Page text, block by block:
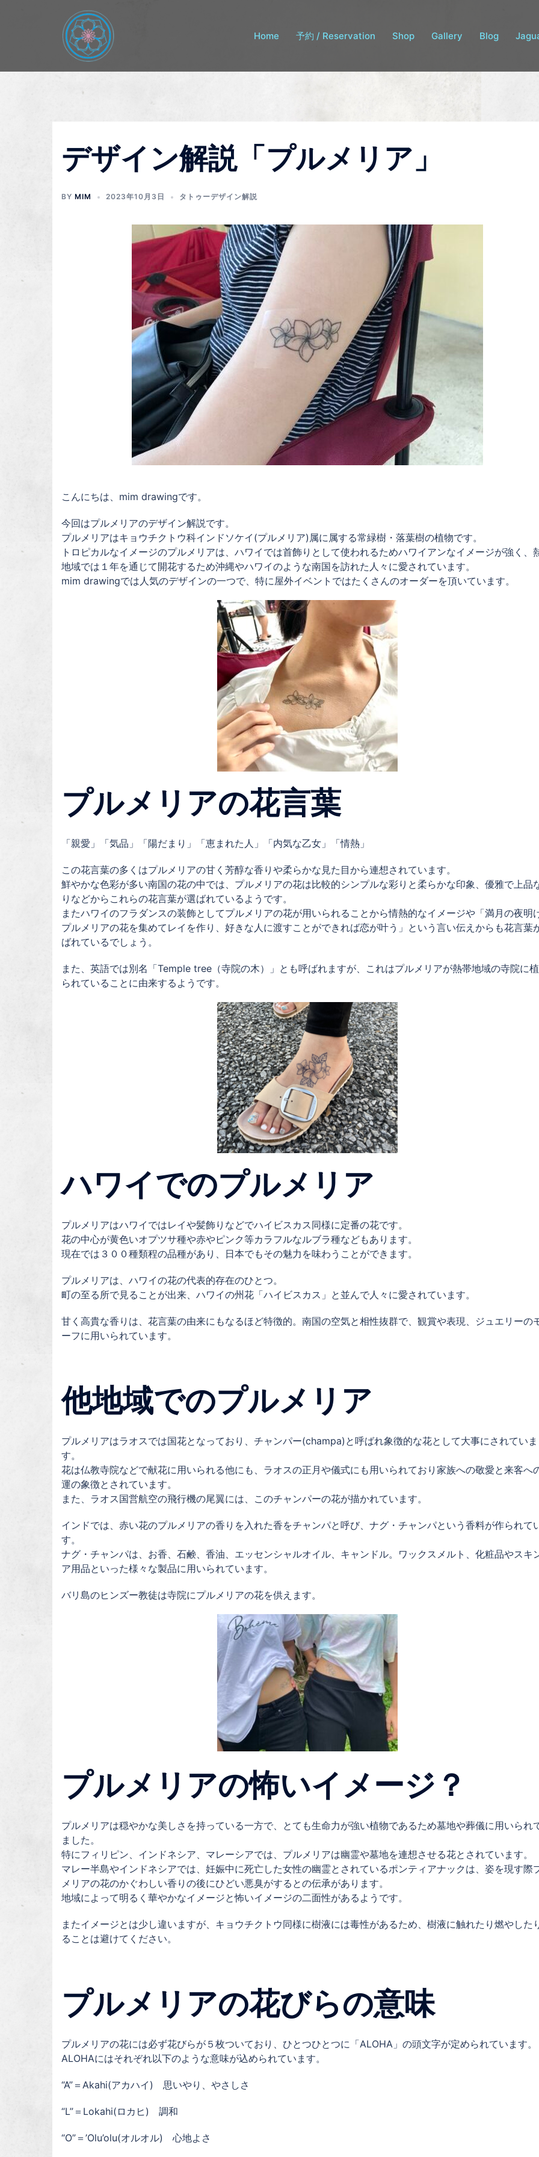
ス
Home 予約 / Reservation Shop Gallery Blog
デザイン解説「プルメリア」
BY MIM 2023年10月3日 タトゥーデザイン解説
こんにちは、mim drawingです。
今回はプルメリアのデザイン解説です。
プルメリアはキョウチクトウ科インドソケイ(プルメリア)属に属する常緑樹・落葉樹の植物です。
トロピカルなイメージのプルメリアは、ハワイでは首飾りとして使われるためハワイアンなイメージが強く、
地域では１年を通じて開花するため沖縄やハワイのような南国を訪れた人々に愛されています。
mim drawingでは人気のデザインの一つで、特に屋外イベントではたくさんのオーダーを頂いています。
プルメリアの花言葉
「親愛」「気品」「陽だまり」「恵まれた人」「内気な乙女」「情熱」
この花言葉の多くはプルメリアの甘く芳醇な香りや柔らかな見た目から連想されています。
鮮やかな色彩が多い南国の花の中では、プルメリアの花は比較的シンプルな彩りと柔らかな印象、優雅で上品
りなどからこれらの花言葉が選ばれているようです。
またハワイのフラダンスの装飾としてプルメリアの花が用いられることから情熱的なイメージや「満月の夜明
プルメリアの花を集めてレイを作り、好きな人に渡すことができれば恋が叶う」という言い伝えからも花言葉
ばれているでしょう。
また、英語では別名「Temple tree（寺院の木）」とも呼ばれますが、これはプルメリアが熱帯地域の寺院に
られていることに由来するようです。
ハワイでのプルメリア
プルメリアはハワイではレイや髪飾りなどでハイビスカス同様に定番の花です。
花の中心が黄色いオプツサ種や赤やピンク等カラフルなルブラ種などもあります。
現在では３００種類程の品種があり、日本でもその魅力を味わうことができます。
プルメリアは、ハワイの花の代表的存在のひとつ。
町の至る所で見ることが出来、ハワイの州花「ハイビスカス」と並んで人々に愛されています。
甘く高貴な香りは、花言葉の由来にもなるほど特徴的。南国の空気と相性抜群で、観賞や表現、ジュエリーの
ーフに用いられています。
他地域でのプルメリア
プルメリアはラオスでは国花となっており、チャンパー(champa)と呼ばれ象徴的な花として大事にされていま
す。
花は仏教寺院などで献花に用いられる他にも、ラオスの正月や儀式にも用いられており家族への敬愛と来客へ
運の象徴とされています。
また、ラオス国営航空の飛行機の尾翼には、このチャンパーの花が描かれています。
インドでは、赤い花のプルメリアの香りを入れた香をチャンパと呼び、ナグ・チャンパという香料が作られて
す。
ナグ・チャンパは、お香、石鹸、香油、エッセンシャルオイル、キャンドル。ワックスメルト、化粧品やスキ
ア用品といった様々な製品に用いられています。
バリ島のヒンズー教徒は寺院にプルメリアの花を供えます。
プルメリアの怖いイメージ？
プルメリアは穏やかな美しさを持っている一方で、とても生命力が強い植物であるため墓地や葬儀に用いられ
ました。
特にフィリピン、インドネシア、マレーシアでは、プルメリアは幽霊や墓地を連想させる花とされています。
マレー半島やインドネシアでは、妊娠中に死亡した女性の幽霊とされているポンティアナックは、姿を現す際
メリアの花のかぐわしい香りの後にひどい悪臭がするとの伝承があります。
地域によって明るく華やかなイメージと怖いイメージの二面性があるようです。
またイメージとは少し違いますが、キョウチクトウ同様に樹液には毒性があるため、樹液に触れたり燃やした
ることは避けてください。
プルメリアの花びらの意味
プルメリアの花には必ず花びらが５枚ついており、ひとつひとつに「ALOHA」の頭文字が定められています。
ALOHAにはそれぞれ以下のような意味が込められています。
“A”＝Akahi(アカハイ) 思いやり、やさしさ
“L”＝Lokahi(ロカヒ) 調和
“O”＝’Olu’olu(オルオル) 心地よさ